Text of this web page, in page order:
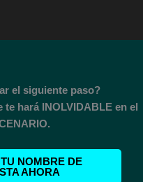
el siguiente paso?
te hará INOLVIDABLE en el
NOMBRE DE
AHORA